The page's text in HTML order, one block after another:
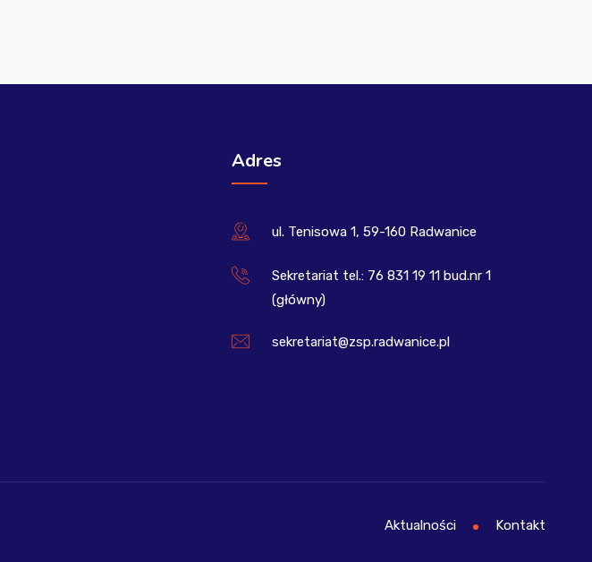
Adres
ul. Tenisowa 1, 59-160 Radwanice
Sekretariat tel.: 76 831 19 11 bud.nr 1
(główny)
sekretariat@zsp.radwanice.pl
Aktualności Kontakt